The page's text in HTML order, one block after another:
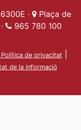
Dénia de
Dénia
Actualitat
Ajuntament
·
Plaça de
965 780 100
Política de privacitat
de la informació